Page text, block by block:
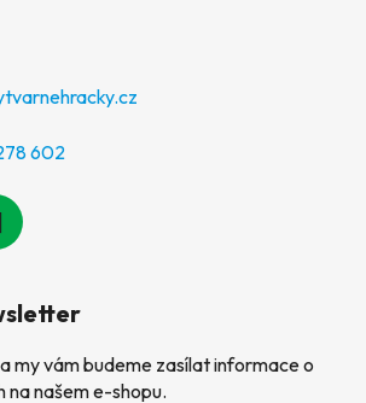
602
my vám budeme zasílat informace o
na našem e-shopu.